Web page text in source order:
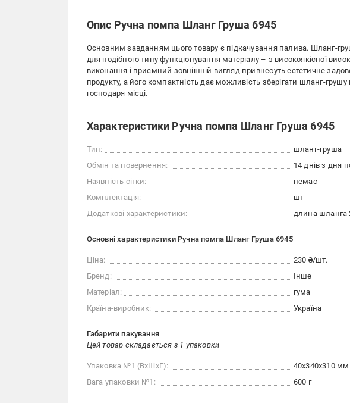
Опис Ручна помпа Шланг Груша 6945
Основним завданням цього товару є підкачування палива. Шланг-
для подібного типу функціонування матеріалу – з високоякісної
виконання і приємний зовнішній вигляд привнесуть естетичне
продукту, а його компактність дає можливість зберігати шланг-
господаря місці.
Характеристики Ручна помпа Шланг Груша 6945
Тип:
шланг-груша
Обмін та повернення:
14 днів з дня
Наявність сітки:
немає
Комплектація:
шт
Додаткові характеристики:
длина шланга
Основні характеристики Ручна помпа Шланг Груша 6945
Ціна:
230 ₴/шт.
Бренд:
Інше
Матеріал:
гума
Країна-виробник:
Україна
Габарити пакування
Цей товар складається з 1 упаковки
Упаковка №1 (ВхШхГ):
40x340x310 мм
Вага упаковки №1:
600 г